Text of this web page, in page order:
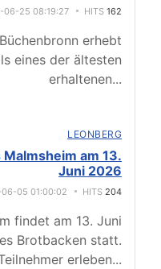
06-25 08:19:27 HITS 162
erhebt
eines der ältesten
erhaltenen...
LEONBERG
am 13.
Juni 2026
05 01:00:02 HITS 204
findet am 13. Juni
Brotbacken statt.
erleben...